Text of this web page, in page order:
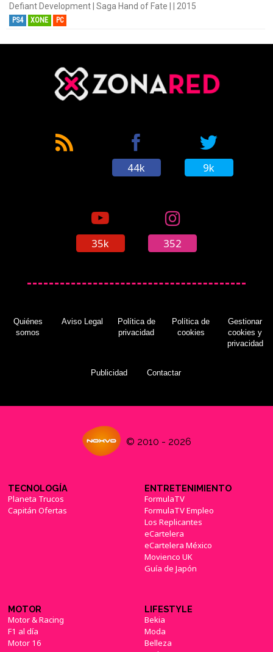
Defiant Development | Saga Hand of Fate | | 2015
PS4 XONE PC
44k 9k
35k 352
Quiénes
somos
Aviso Legal
Política de
privacidad
Política de
cookies
Gestionar
cookies y
privacidad
Publicidad Contactar
© 2010 - 2026
TECNOLOGÍA
Planeta Trucos
Capitán Ofertas
ENTRETENIMIENTO
FormulaTV
FormulaTV Empleo
Los Replicantes
eCartelera
eCartelera México
Movienco UK
Guía de Japón
MOTOR
Motor & Racing
F1 al día
Motor 16
LIFESTYLE
Bekia
Moda
Belleza